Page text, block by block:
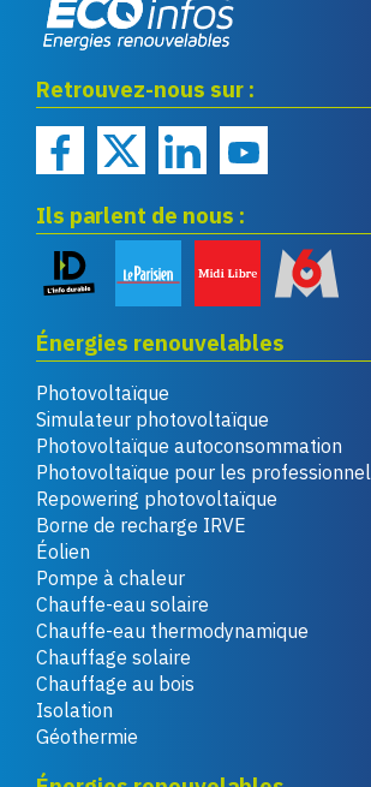
renouvelables
Retrouvez-nous sur :
Ils parlent de nous :
Énergies renouvelables
Photovoltaïque
Simulateur photovoltaïque
Photovoltaïque autoconsommation
Photovoltaïque pour les
Repowering photovoltaïque
Borne de recharge IRVE
Éolien
Pompe à chaleur
Chauffe-eau solaire
Chauffe-eau thermodynamique
Chauffage solaire
Chauffage au bois
Isolation
Géothermie